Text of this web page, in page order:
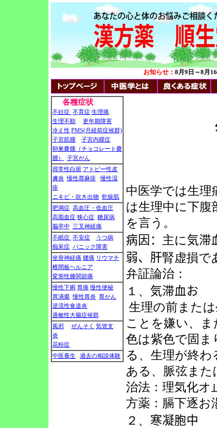
お知らせ： 8月9日～8月
各種症状
不妊症 不育症 生理痛
生理不順
更年期障害
冷え性 PMS(月経前症候群)
子宮筋腫
子宮内膜症
卵巣嚢腫（チョコレート嚢
腫）
子宮がん
尋常性白斑 アトピー性皮
膚炎 慢性蕁麻疹
慢性湿
疹
ニキビ・吹き出物 乾燥肌
肥満症 高血圧・低血圧
高脂血症 狭心症 糖尿病
脳卒中 三叉神経痛
不眠症 不安症
うつ病
痴呆症 パニック障害
坐骨神経痛 腰痛 リウマチ
椎間板ヘルニア
変形性膝関節痛
慢性下痢 胃痛 慢性便秘
胃潰瘍 慢性胃炎 胃がん
逆流性食道炎
過敏性大腸症候群
風邪
ぜんそく 気管支
炎
花粉症
中医養生
過去の相談体験
生
中医学では生理
は生理中に下腹
を言う。
病因： 主に気滞
弱、肝腎虚損で
弁証論治：
１、 気滞血お
生理の前また
ことを嫌い、
色は紫色で固ま
る、生理が終
ある、脈弦また
治法：理気化オ
方薬：膈下逐お
２、 寒凝胞中